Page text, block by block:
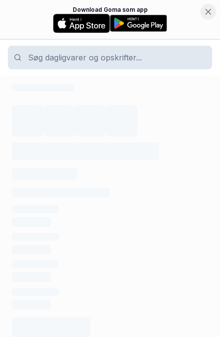
Download Goma som app